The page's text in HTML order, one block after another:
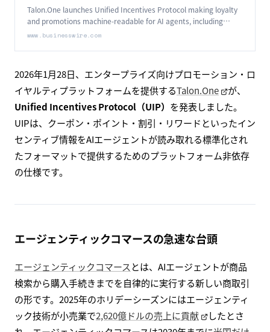
Talon.One launches Unified Incentives Protocol making loyalty
and promotions machine-readable for AI agents, including
native MCP server support.
www.businesswire.com
2026年1月28日、エンタープライズ向けプロモーション・ロ
イヤルティプラットフォームを提供するTalon.One
が、
Unified Incentives Protocol（UIP） を発表しました。
UIPは、クーポン・ポイント・割引・リワードといったイン
センティブ情報をAIエージェントが読み取れる標準化され
たフォーマットで提供するためのプラットフォーム非依存
の仕様です。
エージェンティックコマースの急速な台頭
エージェンティックコマース とは、AIエージェントが商品
検索から購入手続きまでを自律的に実行する新しい商取引
の形です。2025年のホリデーシーズンにはエージェンティ
ック技術が小売業で2,620億ドルの売上に貢献
したとさ